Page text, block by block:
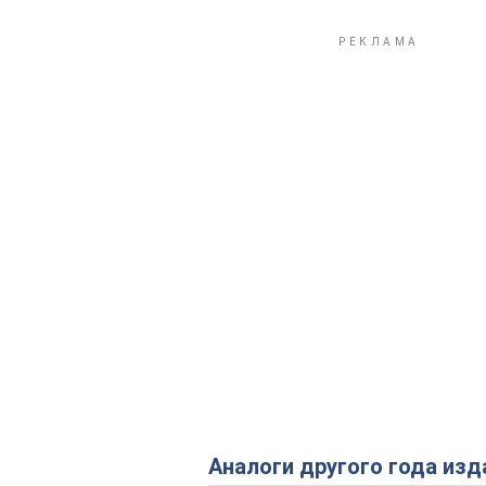
Аналоги другого года